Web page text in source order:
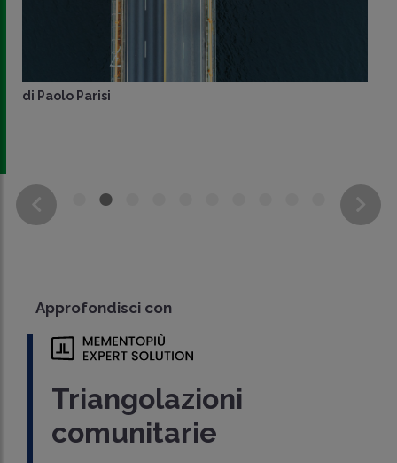
di Paolo Parisi
Approfondisci con
Triangolazioni
comunitarie